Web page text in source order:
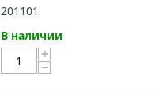
201101
В наличии
+
−